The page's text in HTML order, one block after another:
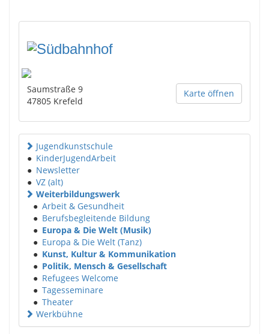
Karte öffnen
Saumstraße 9
47805 Krefeld
Jugendkunstschule
● KinderJugendArbeit
● Newsletter
● VZ (alt)
Weiterbildungswerk
● Arbeit & Gesundheit
● Berufsbegleitende Bildung
● Europa & Die Welt (Musik)
● Europa & Die Welt (Tanz)
● Kunst, Kultur & Kommunikation
● Politik, Mensch & Gesellschaft
● Refugees Welcome
● Tagesseminare
● Theater
Werkbühne